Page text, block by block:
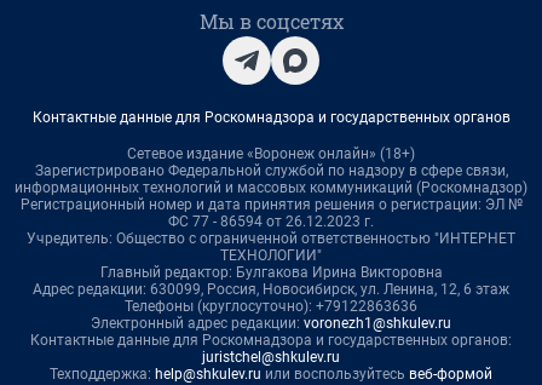
Мы в соцсетях
Контактные данные для Роскомнадзора и государственных органов
Сетевое издание «Воронеж онлайн» (18+)
Зарегистрировано Федеральной службой по надзору в сфере связи,
информационных технологий и массовых коммуникаций (Роскомнадзор)
Регистрационный номер и дата принятия решения о регистрации: ЭЛ №
ФС 77 - 86594 от 26.12.2023 г.
Учредитель: Общество с ограниченной ответственностью "ИНТЕРНЕТ
ТЕХНОЛОГИИ"
Главный редактор: Булгакова Ирина Викторовна
Адрес редакции: 630099, Россия, Новосибирск, ул. Ленина, 12, 6 этаж
Телефоны (круглосуточно): +79122863636
Электронный адрес редакции: voronezh1@shkulev.ru
Контактные данные для Роскомнадзора и государственных органов:
juristchel@shkulev.ru
Техподдержка: help@shkulev.ru или воспользуйтесь веб-формой